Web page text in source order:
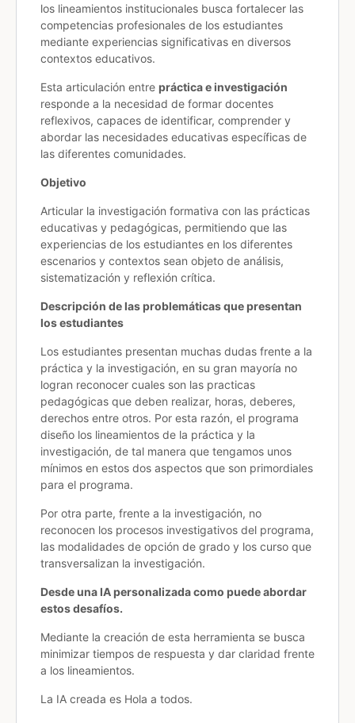
los lineamientos institucionales busca fortalecer las
competencias profesionales de los estudiantes
mediante experiencias significativas en diversos
contextos educativos.
Esta articulación entre práctica e investigación
responde a la necesidad de formar docentes
reflexivos, capaces de identificar, comprender y
abordar las necesidades educativas específicas de
las diferentes comunidades.
Objetivo
Articular la investigación formativa con las prácticas
educativas y pedagógicas, permitiendo que las
experiencias de los estudiantes en los diferentes
escenarios y contextos sean objeto de análisis,
sistematización y reflexión crítica.
Descripción de las problemáticas que presentan
los estudiantes
Los estudiantes presentan muchas dudas frente a la
práctica y la investigación, en su gran mayoría no
logran reconocer cuales son las practicas
pedagógicas que deben realizar, horas, deberes,
derechos entre otros. Por esta razón, el programa
diseño los lineamientos de la práctica y la
investigación, de tal manera que tengamos unos
mínimos en estos dos aspectos que son primordiales
para el programa.
Por otra parte, frente a la investigación, no
reconocen los procesos investigativos del programa,
las modalidades de opción de grado y los curso que
transversalizan la investigación.
Desde una IA personalizada como puede abordar
estos desafíos.
Mediante la creación de esta herramienta se busca
minimizar tiempos de respuesta y dar claridad frente
a los lineamientos.
La IA creada es Hola a todos.